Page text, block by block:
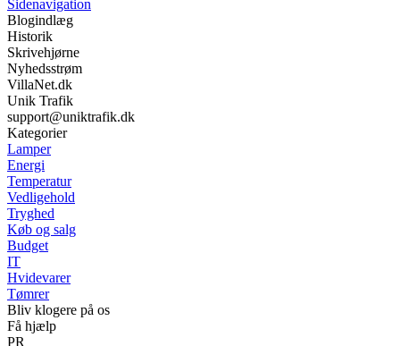
Sidenavigation
Blogindlæg
Historik
Skrivehjørne
Nyhedsstrøm
VillaNet.dk
Unik Trafik
support@uniktrafik.dk
Kategorier
Lamper
Energi
Temperatur
Vedligehold
Tryghed
Køb og salg
Budget
IT
Hvidevarer
Tømrer
Bliv klogere på os
Få hjælp
PR